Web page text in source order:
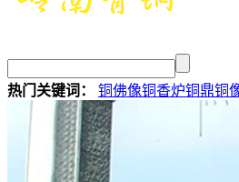
热门关键词： 铜佛像铜香炉铜鼎铜